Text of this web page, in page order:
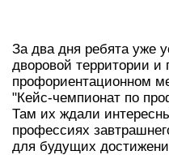
За два дня ребята уже
дворовой территории и
профориентационном
"Кейс‑чемпионат по
Там их ждали
профессиях
для будущих